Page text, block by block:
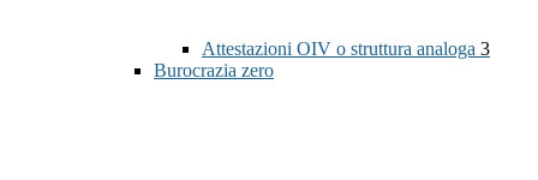
Attestazioni OIV o struttura analoga 3
Burocrazia zero